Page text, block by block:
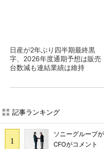
日産が2年ぶり四半期最終黒
字、2026年度通期予想は販売
台数減も連結業績は維持
記事ランキング
ソニーグループ
CFOがコメント